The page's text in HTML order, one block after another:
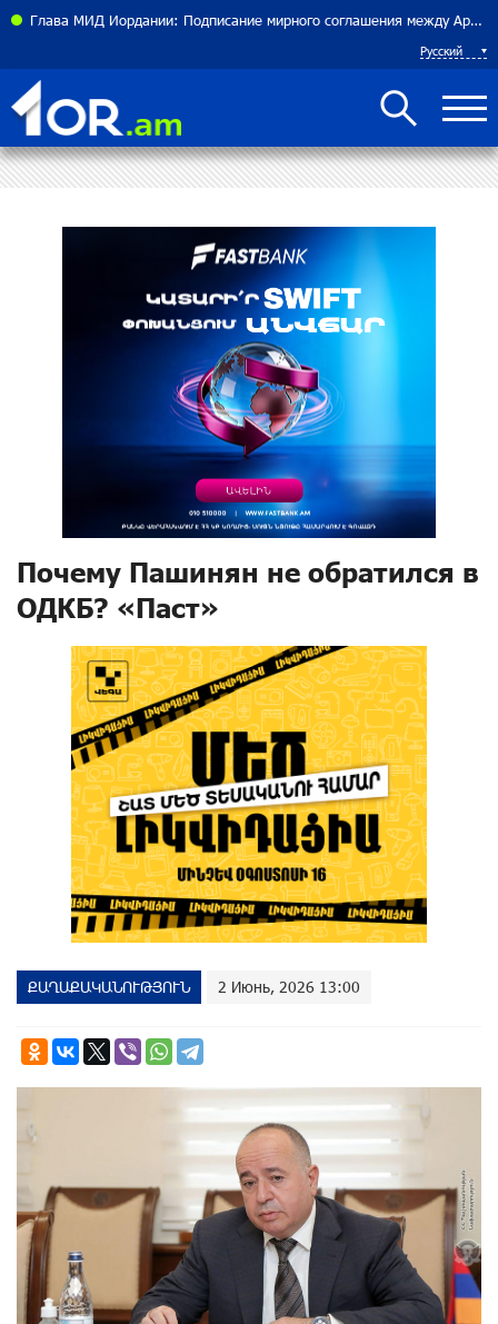
Глава МИД Иордании: Подписание мирного соглашения между Арменией и Азербайджаном близко
Русский
Почему Пашинян не обратился в
ОДКБ? «Паст»
ՔԱՂԱՔԱԿԱՆՈՒԹՅՈՒՆ 2 Июнь, 2026 13:00